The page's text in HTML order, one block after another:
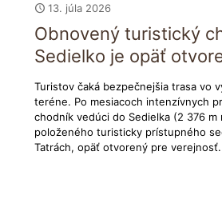
13. júla 2026
Obnovený turistický
Sedielko je opäť
Turistov čaká bezpečnejšia trasa vo
teréne. Po mesiacoch intenzívnych
chodník vedúci do Sedielka (2 376 m
položeného turisticky prístupného
Tatrách, opäť otvorený pre verejnosť.